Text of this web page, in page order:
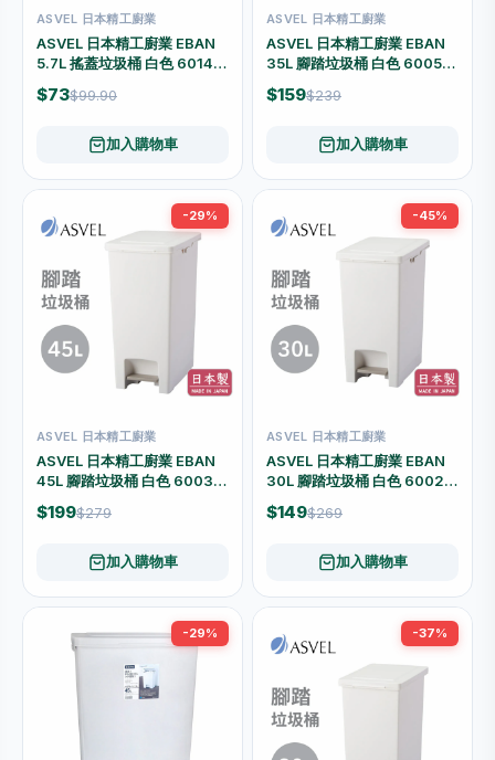
ASVEL 日本精工廚業
ASVEL 日本精工廚業 EBAN
5.7L 搖蓋垃圾桶 白色 6014-
W
$73$99.90
加入購物車
ASVEL 日本精工廚業
ASVEL 日本精工廚業 EBAN
35L 腳踏垃圾桶 白色 6005-
W
$159$239
加入購物車
-29%
ASVEL 日本精工廚業
ASVEL 日本精工廚業 EBAN
45L 腳踏垃圾桶 白色 6003-
W
$199$279
加入購物車
-45%
ASVEL 日本精工廚業
ASVEL 日本精工廚業 EBAN
30L 腳踏垃圾桶 白色 6002-
W
$149$269
加入購物車
-29% -37%